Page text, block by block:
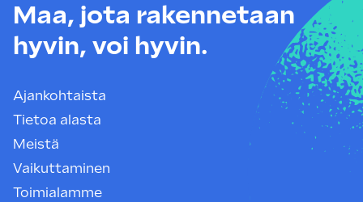
Maa, jota rakennetaan
hyvin, voi hyvin.
Ajankohtaista
Tietoa alasta
Meistä
Vaikuttaminen
Toimialamme